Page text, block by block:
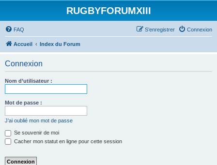
RUGBYFORUMXIII
FAQ Connexion
S’enregistrer
Accueil Index du Forum
Connexion
Nom d’utilisateur :
Mot de passe :
J’ai oublié mon mot de passe
Se souvenir de moi
Cacher mon statut en ligne pour cette session